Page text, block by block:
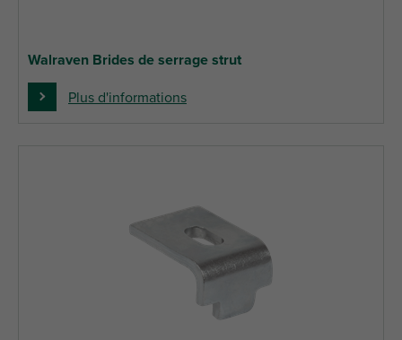
Walraven Brides de serrage strut
Plus d'informations